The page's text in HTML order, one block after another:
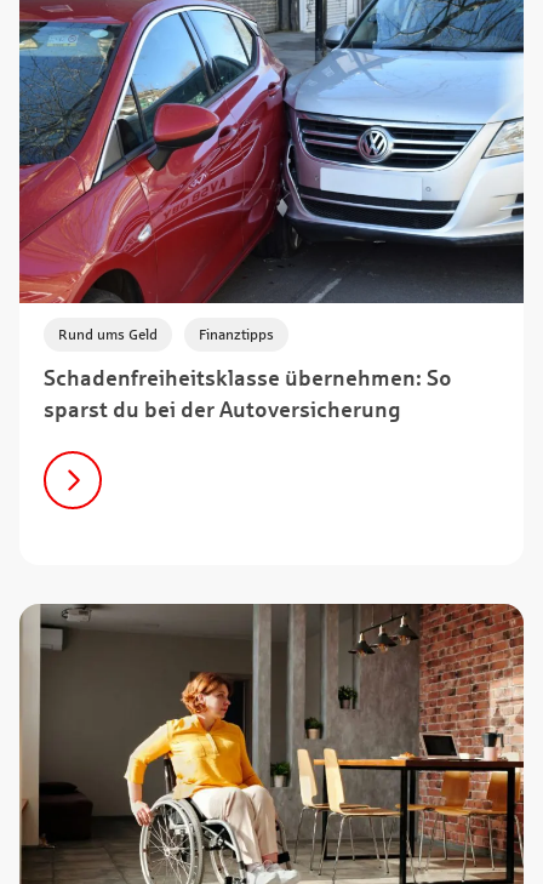
Schadenfreiheitsklasse übernehmen: So
sparst du bei der Autoversicherung
Rund ums Geld Finanztipps